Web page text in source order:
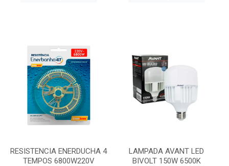
RESISTENCIA ENERDUCHA 4
TEMPOS 6800W220V
LAMPADA AVANT LED
BIVOLT 150W 6500K